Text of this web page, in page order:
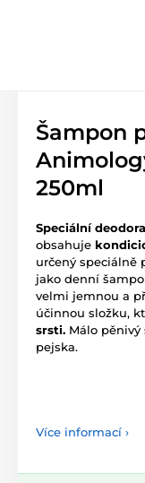
Šampon
250ml
Speciální
obsahuje
určený speciálně
jako denní
velmi jemnou a
účinnou složku,
srsti. Málo
pejska.
Více informací ›